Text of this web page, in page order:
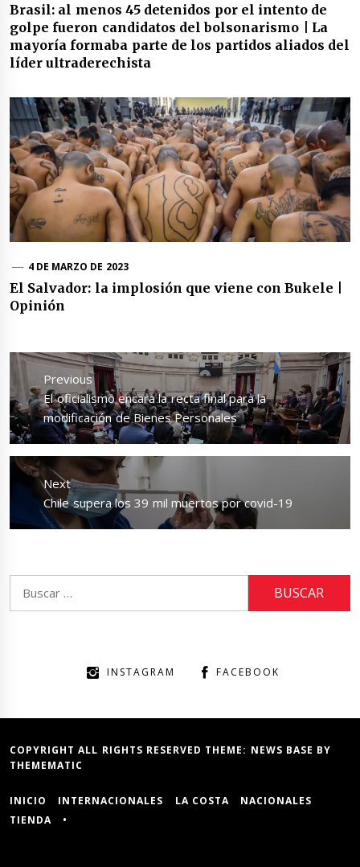
Brasil: al menos 45 detenidos por el intento de
golpe fueron candidatos del bolsonarismo | La
mayoría formaba parte de los partidos aliados del
líder ultraderechista
4 DE MARZO DE 2023
El Salvador: la implosión que viene con Bukele |
Opinión
Navegación
de
entradas
Previous
Previous
post:
El oficialismo encara la recta final para la
modificación de Bienes Personales
Next
Next
post:
Chile supera los 39 mil muertos por covid-19
INSTAGRAM FACEBOOK
COPYRIGHT ALL RIGHTS RESERVED THEME: NEWS BASE BY
THEMEMATIC
INICIO INTERNACIONALES LA COSTA
NACIONALES
TIENDA
•